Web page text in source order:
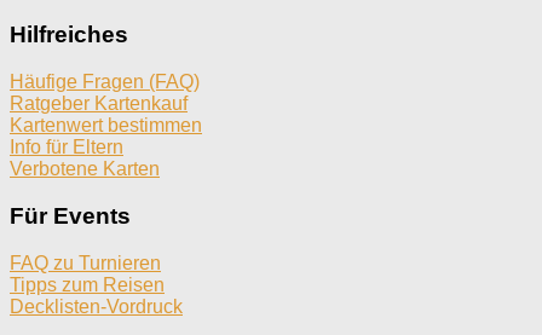
Hilfreiches
Häufige Fragen (FAQ)
Ratgeber Kartenkauf
Kartenwert bestimmen
Info für Eltern
Verbotene Karten
Für Events
FAQ zu Turnieren
Tipps zum Reisen
Decklisten-Vordruck